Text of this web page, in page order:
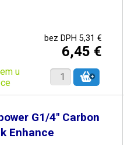
bez DPH 5,31 €
6,45 €
u
G1/4" Carbon
Enhance